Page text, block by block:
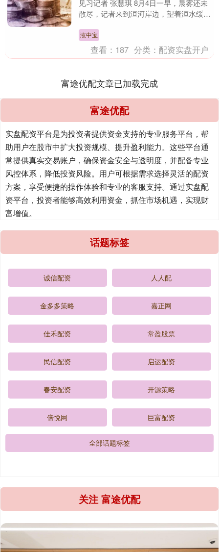
见习记者 张慧琪 8月4日一早，晨雾还未
散尽，记者来到洹河岸边，望着洹水缓缓
若隐若....
涨中宝
查看： 187 分类： 配资实盘开户
富途优配文章已加载完成
富途优配
实盘配资平台是为投资者提供资金支持的专业服务平台，帮
助用户在股市中扩大投资规模、提升盈利能力。这些平台通
常提供真实交易账户，确保资金安全与透明度，并配备专业
风控体系，降低投资风险。用户可根据需求选择灵活的配资
方案，享受便捷的操作体验和专业的客服支持。通过实盘配
资平台，投资者能够高效利用资金，抓住市场机遇，实现财
富增值。
话题标签
诚信配资 人人配
金多多策略 嘉正网
佳禾配资 常盈股票
民信配资 启运配资
春安配资 开源策略
倍悦网 巨富配资
全部话题标签
关注 富途优配